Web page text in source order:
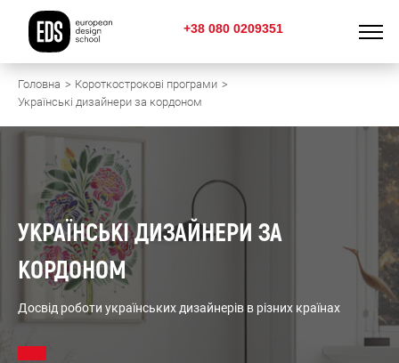
+38 080 0209351
Головна
Короткострокові програми
Українські дизайнери за кордоном
УКРАЇНСЬКІ ДИЗАЙНЕРИ ЗА
КОРДОНОМ
Досвід роботи українських дизайнерів в різних країнах